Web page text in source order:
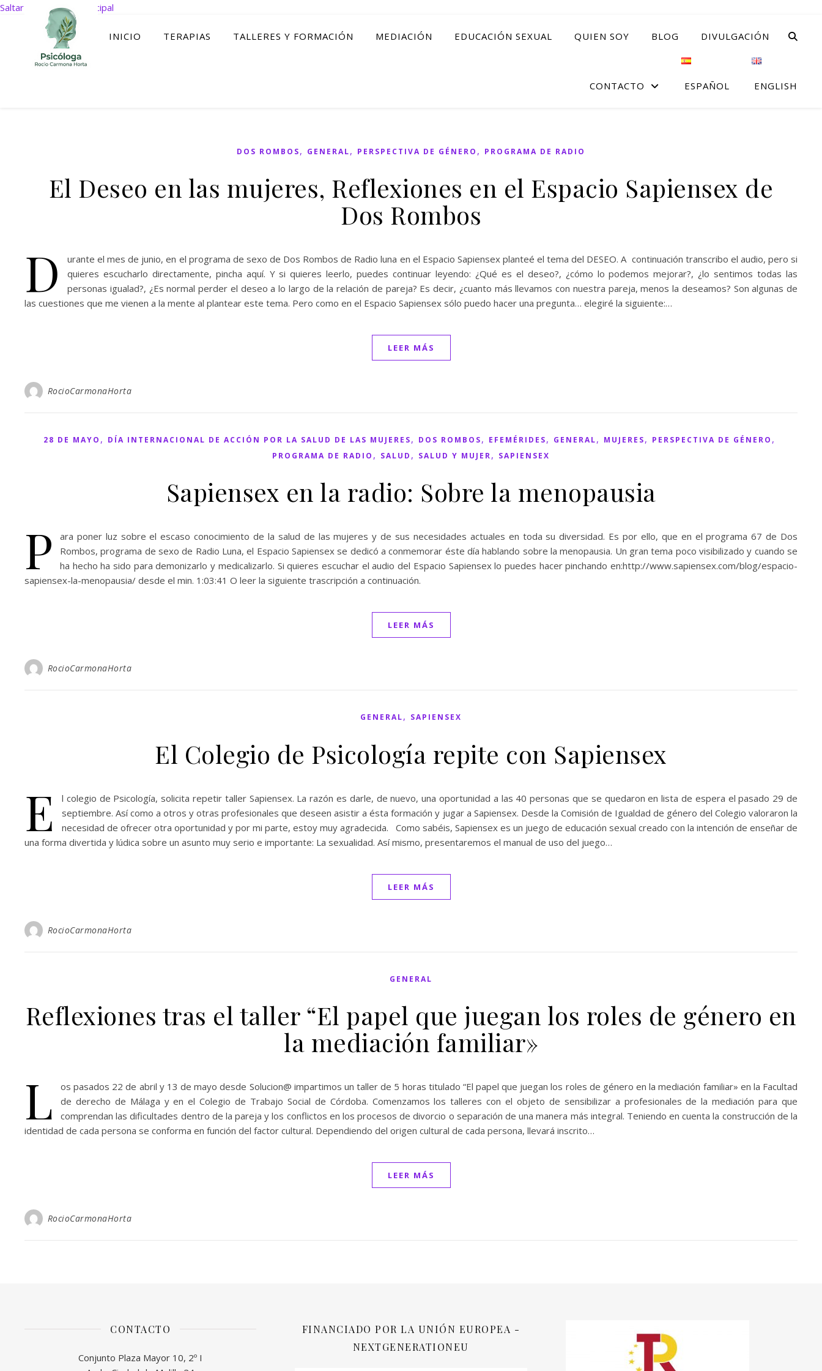
Saltar al contenido principal
INICIO TERAPIAS TALLERES Y FORMACIÓN MEDIACIÓN EDUCACIÓN SEXUAL QUIEN SOY BLOG DIVULGACIÓN
CONTACTO ESPAÑOL ENGLISH
DOS ROMBOS, GENERAL, PERSPECTIVA DE GÉNERO , PROGRAMA DE RADIO
El Deseo en las mujeres, Reflexiones en el Espacio Sapiensex de
Dos Rombos
D
urante el mes de junio, en el programa de sexo de Dos Rombos de Radio luna en el Espacio Sapiensex planteé el tema del DESEO. A continuación transcribo el audio, pero si
quieres escucharlo directamente, pincha aquí. Y si quieres leerlo, puedes continuar leyendo: ¿Qué es el deseo?, ¿cómo lo podemos mejorar?, ¿lo sentimos todas las
personas igualad?, ¿Es normal perder el deseo a lo largo de la relación de pareja? Es decir, ¿cuanto más llevamos con nuestra pareja, menos la deseamos? Son algunas de
las cuestiones que me vienen a la mente al plantear este tema. Pero como en el Espacio Sapiensex sólo puedo hacer una pregunta… elegiré la siguiente:…
LEER MÁS
RocioCarmonaHorta
28 DE MAYO , DÍA INTERNACIONAL DE ACCIÓN POR LA SALUD DE LAS MUJERES, DOS ROMBOS, EFEMÉRIDES, GENERAL, MUJERES, PERSPECTIVA DE GÉNERO ,
PROGRAMA DE RADIO , SALUD , SALUD Y MUJER, SAPIENSEX
Sapiensex en la radio: Sobre la menopausia
P
ara poner luz sobre el escaso conocimiento de la salud de las mujeres y de sus necesidades actuales en toda su diversidad. Es por ello, que en el programa 67 de Dos
Rombos, programa de sexo de Radio Luna, el Espacio Sapiensex se dedicó a conmemorar éste día hablando sobre la menopausia. Un gran tema poco visibilizado y cuando se
ha hecho ha sido para demonizarlo y medicalizarlo. Si quieres escuchar el audio del Espacio Sapiensex lo puedes hacer pinchando en:http://www.sapiensex.com/blog/espacio-
sapiensex-la-menopausia/ desde el min. 1:03:41 O leer la siguiente trascripción a continuación.
LEER MÁS
RocioCarmonaHorta
GENERAL, SAPIENSEX
El Colegio de Psicología repite con Sapiensex
E
l colegio de Psicología, solicita repetir taller Sapiensex. La razón es darle, de nuevo, una oportunidad a las 40 personas que se quedaron en lista de espera el pasado 29 de
septiembre. Así como a otros y otras profesionales que deseen asistir a ésta formación y jugar a Sapiensex. Desde la Comisión de Igualdad de género del Colegio valoraron la
necesidad de ofrecer otra oportunidad y por mi parte, estoy muy agradecida. Como sabéis, Sapiensex es un juego de educación sexual creado con la intención de enseñar de
una forma divertida y lúdica sobre un asunto muy serio e importante: La sexualidad. Así mismo, presentaremos el manual de uso del juego…
LEER MÁS
RocioCarmonaHorta
GENERAL
Reflexiones tras el taller “El papel que juegan los roles de género en
la mediación familiar»
L
os pasados 22 de abril y 13 de mayo desde Solucion@ impartimos un taller de 5 horas titulado “El papel que juegan los roles de género en la mediación familiar» en la Facultad
de derecho de Málaga y en el Colegio de Trabajo Social de Córdoba. Comenzamos los talleres con el objeto de sensibilizar a profesionales de la mediación para que
comprendan las dificultades dentro de la pareja y los conflictos en los procesos de divorcio o separación de una manera más integral. Teniendo en cuenta la construcción de la
identidad de cada persona se conforma en función del factor cultural. Dependiendo del origen cultural de cada persona, llevará inscrito…
LEER MÁS
RocioCarmonaHorta
CONTACTO
Conjunto Plaza Mayor 10, 2º I
FINANCIADO POR LA UNIÓN EUROPEA -
NEXTGENERATIONEU